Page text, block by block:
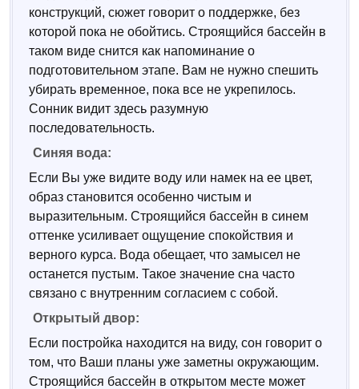
конструкций, сюжет говорит о поддержке, без
которой пока не обойтись. Строящийся бассейн в
таком виде снится как напоминание о
подготовительном этапе. Вам не нужно спешить
убирать временное, пока все не укрепилось.
Сонник видит здесь разумную
последовательность.
Синяя вода:
Если Вы уже видите воду или намек на ее цвет,
образ становится особенно чистым и
выразительным. Строящийся бассейн в синем
оттенке усиливает ощущение спокойствия и
верного курса. Вода обещает, что замысел не
останется пустым. Такое значение сна часто
связано с внутренним согласием с собой.
Открытый двор:
Если постройка находится на виду, сон говорит о
том, что Ваши планы уже заметны окружающим.
Строящийся бассейн в открытом месте может